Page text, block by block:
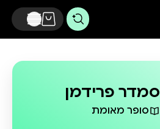
סמדר פרידמן
סופר מאומת